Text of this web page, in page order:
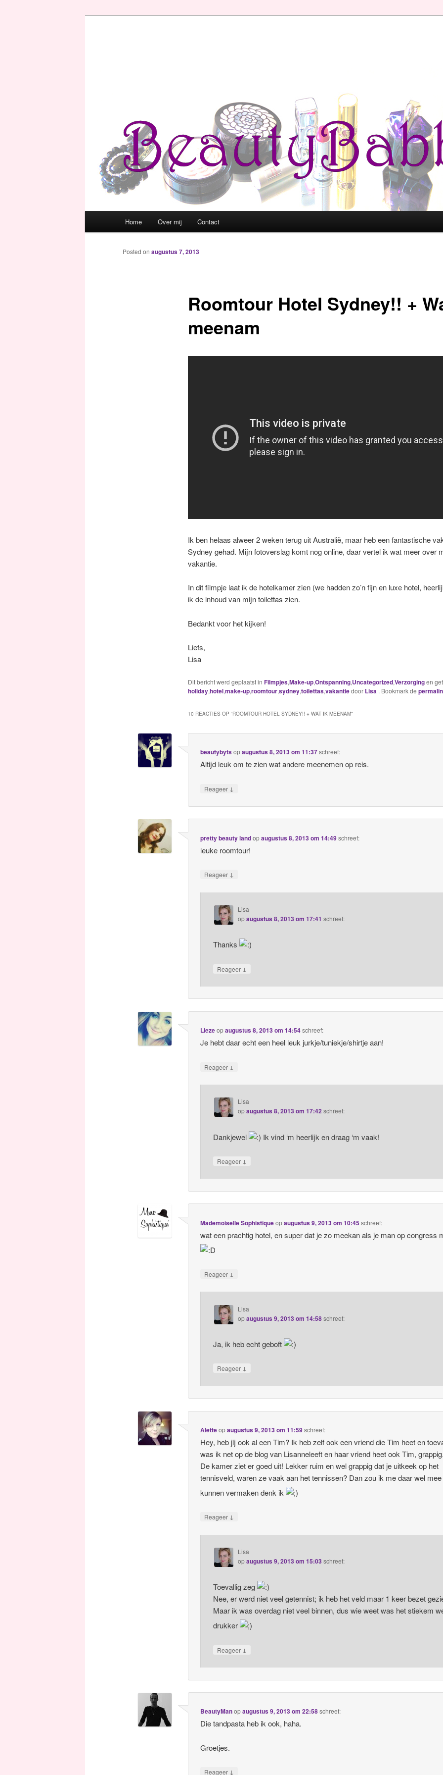
Spring naar de primaire inhoud
Spring naar de secundaire inhoud
Home Over mij Contact
Roomtour Hotel Sydney!! +
meenam
Posted on augustus 7, 2013
Ik ben helaas alweer 2 weken terug uit Australië, maar heb een fantastische
Sydney gehad. Mijn fotoverslag komt nog online, daar vertel ik wat meer over
vakantie.
In dit filmpje laat ik de hotelkamer zien (we hadden zo’n fijn en luxe hotel,
ik de inhoud van mijn toilettas zien.
Bedankt voor het kijken!
Liefs,
Lisa
Dit bericht werd geplaatst in Filmpjes,Make-up,Ontspanning,Uncategorized,Verzorgingen
holiday,hotel,make-up,roomtour,sydney,toilettas,vakantiedoor Lisa . Bookmark de
10 REACTIES OP “ROOMTOUR HOTEL SYDNEY!! + WAT IK MEENAM”
beautybytsopaugustus 8, 2013 om 11:37schreef:
Altijd leuk om te zien wat andere meenemen op reis.
Reageer ↓
pretty beauty landopaugustus 8, 2013 om 14:49schreef:
leuke roomtour!
Reageer ↓
Lisa
opaugustus 8, 2013 om 17:41 schreef:
Thanks
Reageer ↓
Liezeopaugustus 8, 2013 om 14:54schreef:
Je hebt daar echt een heel leuk jurkje/tuniekje/shirtje aan!
Reageer ↓
Lisa
opaugustus 8, 2013 om 17:42schreef:
Dankjewel Ik vind ‘m heerlijk en draag ‘m vaak!
Reageer ↓
Mademoiselle Sophistiqueopaugustus 9, 2013 om 10:45 schreef:
wat een prachtig hotel, en super dat je zo meekan als je man op congress
Reageer ↓
Lisa
opaugustus 9, 2013 om 14:58schreef:
Ja, ik heb echt geboft
Reageer ↓
Aletteopaugustus 9, 2013 om 11:59schreef:
Hey, heb jij ook al een Tim? Ik heb zelf ook een vriend die Tim heet en
was ik net op de blog van Lisanneleeft en haar vriend heet ook Tim,
De kamer ziet er goed uit! Lekker ruim en wel grappig dat je uitkeek op het
tennisveld, waren ze vaak aan het tennissen? Dan zou ik me daar wel mee
kunnen vermaken denk ik
Reageer ↓
Lisa
opaugustus 9, 2013 om 15:03 schreef:
Toevallig zeg
Nee, er werd niet veel getennist; ik heb het veld maar 1 keer bezet
Maar ik was overdag niet veel binnen, dus wie weet was het stiekem
drukker
Reageer ↓
BeautyManopaugustus 9, 2013 om 22:58schreef:
Die tandpasta heb ik ook, haha.
Groetjes.
Reageer ↓